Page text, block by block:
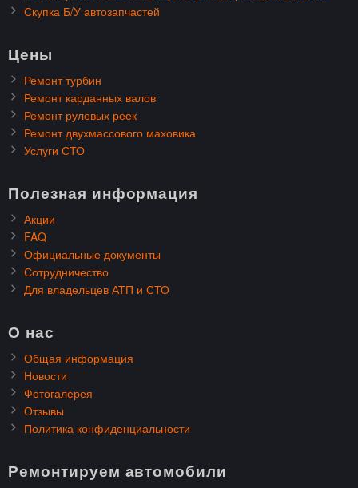
Скупка Б/У автозапчастей
Цены
Ремонт турбин
Ремонт карданных валов
Ремонт рулевых реек
Ремонт двухмассового маховика
Услуги СТО
Полезная информация
Акции
FAQ
Официальные документы
Сотрудничество
Для владельцев АТП и СТО
О нас
Общая информация
Новости
Фотогалерея
Отзывы
Политика конфиденциальности
Ремонтируем автомобили